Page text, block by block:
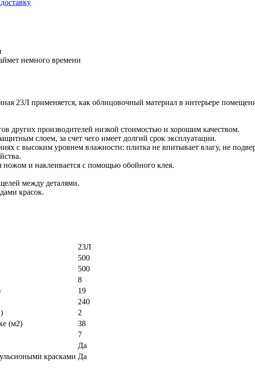
немного времени
23Л применяется, как облицовочный материал в интерьере
других производителей низкой стоимостью и хорошим качеством.
слоем, за счет чего имеет долгий срок эксплуатации.
с высоким уровнем влажности: плитка не впитывает влагу, не
и наклеивается с помощью обойного клея.
между деталями.
красок.
23Л
500
500
8
19
240
2
(м2)
38
7
Да
красками Да